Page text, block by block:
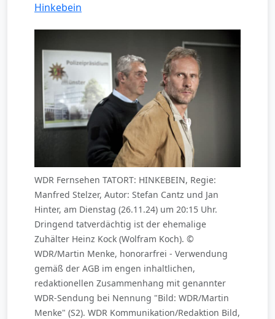
Hinkebein
WDR Fernsehen TATORT: HINKEBEIN, Regie:
Manfred Stelzer, Autor: Stefan Cantz und Jan
Hinter, am Dienstag (26.11.24) um 20:15 Uhr.
Dringend tatverdächtig ist der ehemalige
Zuhälter Heinz Kock (Wolfram Koch). ©
WDR/Martin Menke, honorarfrei - Verwendung
gemäß der AGB im engen inhaltlichen,
redaktionellen Zusammenhang mit genannter
WDR-Sendung bei Nennung "Bild: WDR/Martin
Menke" (S2). WDR Kommunikation/Redaktion Bild,